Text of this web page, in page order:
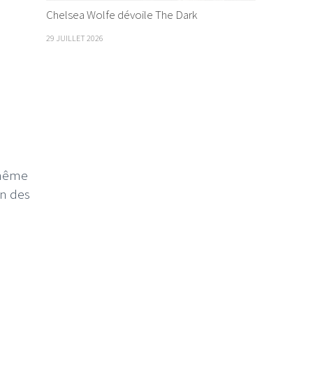
des
Chelsea Wolfe dévoile The Dark
29 JUILLET 2026